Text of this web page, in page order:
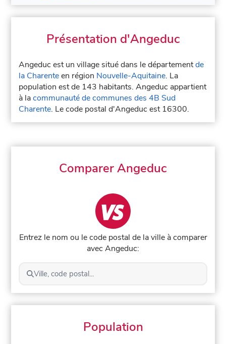
Présentation d'Angeduc
Angeduc est un village situé dans le départementde
la Charenteen région Nouvelle-Aquitaine. La
population est de 143 habitants. Angeduc appartient
à lacommunauté de communes des 4B Sud
Charente. Le code postal d'Angeduc est 16300.
Comparer Angeduc
Entrez le nom ou le code postal de la ville à comparer
avec Angeduc:
Ville, code postal...
Population